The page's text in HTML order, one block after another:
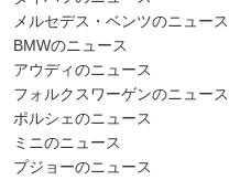
メルセデス・ベンツのニュース
BMWのニュース
アウディのニュース
フォルクスワーゲンのニュース
ポルシェのニュース
ミニのニュース
プジョーのニュース